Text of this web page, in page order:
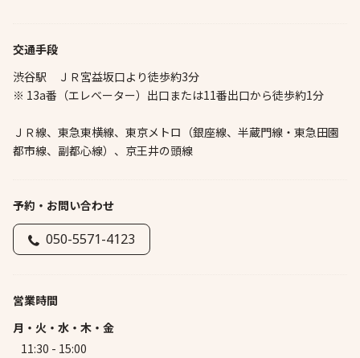
交通手段
渋谷駅 ＪＲ宮益坂口より徒歩約3分
※ 13a番（エレベーター）出口または11番出口から徒歩約1分
ＪＲ線、東急東横線、東京メトロ（銀座線、半蔵門線・東急田園
都市線、副都心線）、京王井の頭線
予約・お問い合わせ
050-5571-4123
営業時間
月・火・水・木・金
11:30 - 15:00